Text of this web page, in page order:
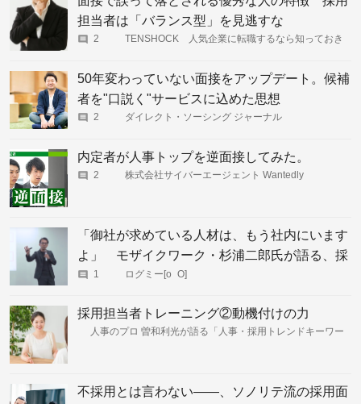
担当者は「バランス型」を見逃すな
2
TENSHOCK 人気企業に転職するなら知っておき
50年変わっていない面接をアップデート。候補
者を"口説く"サービスに込めた思想
2 ダイレクト・ソーシング ジャーナル
内定者が人事トップを逆面接してみた。
2 株式会社サイバーエージェント Wantedly
「御社が求めている人材は、もう社内にいます
よ」 モザイクワーク・杉浦二郎氏が語る、採
用活動の再定義
1 ログミー[o_O]
採用担当者トレーニング②動機付けの力
人事のプロ 曽和利光が語る「人事・採用トレンドキーワー
不採用とは言わない――、ソノリテ流の採用面